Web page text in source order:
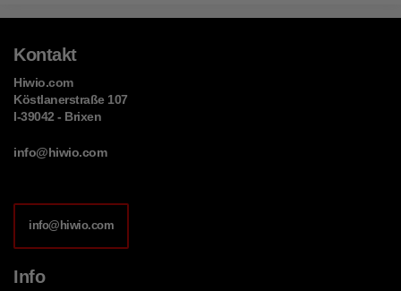
Kontakt
Hiwio.com
Köstlanerstraße 107
I-39042 - Brixen
info@hiwio.com
info@hiwio.com
Info